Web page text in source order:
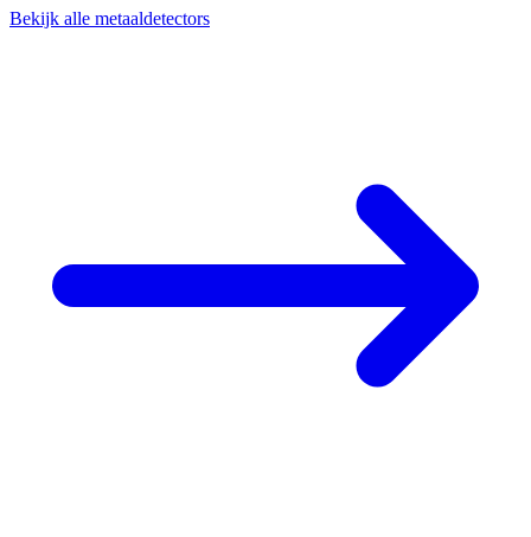
Bekijk alle metaaldetectors